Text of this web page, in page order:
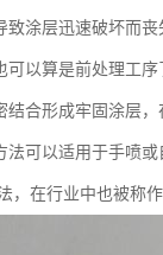
涂层迅速破坏而
以算是前处理工
合形成牢固涂层
可以适用于手喷
，在行业中也被称作